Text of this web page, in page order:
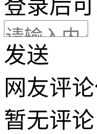
登录后
发送
网友评
暂无评论